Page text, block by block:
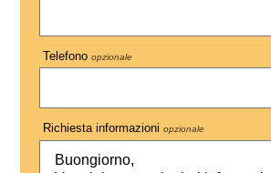
Telefono opzionale
Richiesta informazioni opzionale